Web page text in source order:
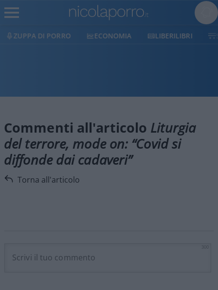
ZUPPA DI PORRO ECONOMIA LIBERILIBRI
Commenti all'articolo Liturgia
del terrore, mode on: “Covid si
diffonde dai cadaveri”
Torna all'articolo